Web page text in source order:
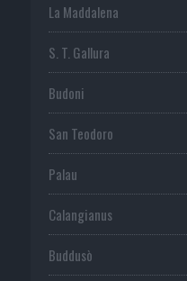
La Maddalena
S. T. Gallura
Budoni
San Teodoro
Palau
Calangianus
Buddusò